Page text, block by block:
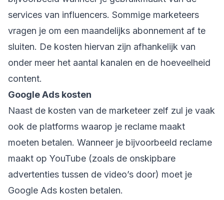
services van influencers. Sommige marketeers
vragen je om een maandelijks abonnement af te
sluiten. De kosten hiervan zijn afhankelijk van
onder meer het aantal kanalen en de hoeveelheid
content.
Google Ads kosten
Naast de kosten van de marketeer zelf zul je vaak
ook de platforms waarop je reclame maakt
moeten betalen. Wanneer je bijvoorbeeld reclame
maakt op YouTube (zoals de onskipbare
advertenties tussen de video’s door) moet je
Google Ads kosten betalen.